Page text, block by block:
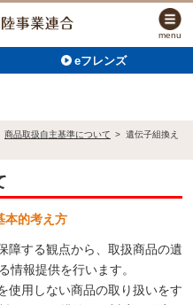
eフレンズ
menu
商品取扱自主基準について > 遺伝子組換え
本的考え方
障する観点から、取扱商品の遺
情報提供を行います。
使用しない商品の取り扱いをす